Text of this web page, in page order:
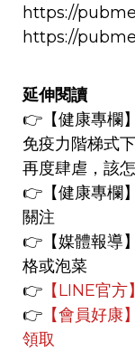
https://
https://
延伸閱讀
👉 【健康專欄】
免疫力階梯式
再度肆虐，該
👉 【健康專欄】
關注
👉【媒體報導】
格或泡菜
👉 【LINE官方】
👉 【會員好康】
領取